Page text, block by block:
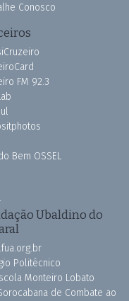
Conosco
FM 92.3
Bem OSSEL
Ubaldino do
Politécnico
Monteiro Lobato
de Combate ao